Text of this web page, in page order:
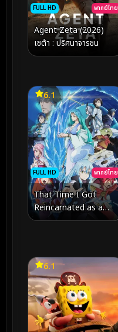
FULL HD พากย์ไทย
Agent Zeta (2026)
เซต้า : ปริศนาจารชน
FULL HD พากย์ไทย
6.1
That Time I Got
Reincarnated as a
Slime the Movie
ก็เป็นสไลม์ไปซะแล้วเดอะ
มูฟวี่ ภาคน้ำตาแห่งห้วง
ทะเลคราม
6.1